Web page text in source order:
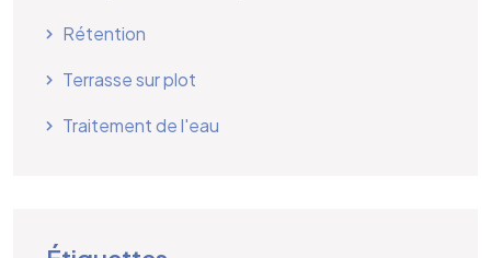
Rétention
Terrasse sur plot
Traitement de l'eau